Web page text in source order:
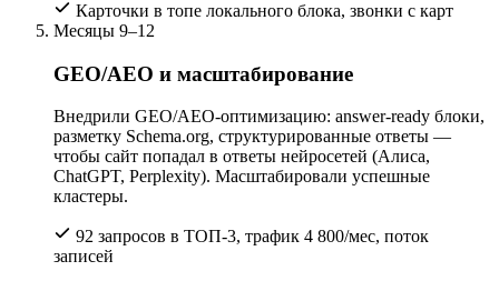
Карточки в топе локального блока, звонки с карт
Месяцы 9–12
GEO/AEO и масштабирование
Внедрили GEO/AEO-оптимизацию: answer-ready блоки,
разметку Schema.org, структурированные ответы —
чтобы сайт попадал в ответы нейросетей (Алиса,
ChatGPT, Perplexity). Масштабировали успешные
кластеры.
92 запросов в ТОП-3, трафик 4 800/мес, поток
записей